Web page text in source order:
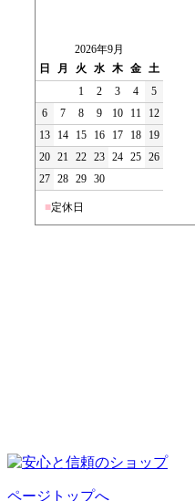
2026年9月
日
月 火 水 木 金 土
1
2 3 4
5
6
7 8 9 10 11
12
13
14 15 16 17 18
19
20 21 22 23 24 25 26
27 28 29 30
■定休日
ページトップへ